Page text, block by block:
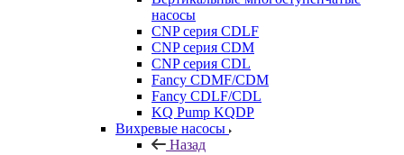
насосы
CNP серия CDLF
CNP серия CDM
CNP серия CDL
Fancy CDMF/CDM
Fancy CDLF/CDL
KQ Pump KQDP
Вихревые насосы
Назад